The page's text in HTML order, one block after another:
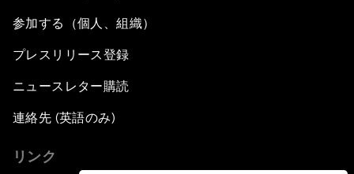
参加する（個人、組織）
プレスリリース登録
ニュースレター購読
連絡先 (英語のみ)
リンク